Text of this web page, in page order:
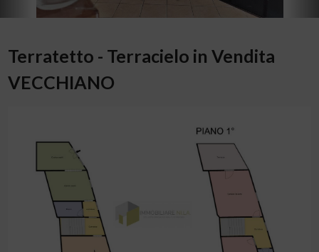
Terratetto - Terracielo in Vendita
VECCHIANO